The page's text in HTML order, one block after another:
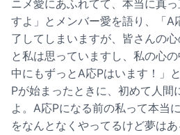
ニメ愛にあふれてて、本当に真
すよ」とメンバー愛を語り、「A
了してしまいますが、皆さんの
と私は思っていますし、私の心
中にもずっとA応Pはいます！」
Pが始まったときに、初めて人間
よ。A応Pになる前の私って本当
をなんとなくやってるけど夢は